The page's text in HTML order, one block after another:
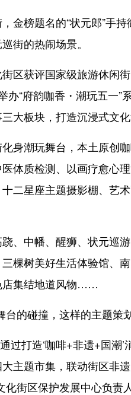
榜题名的“状元郎”手持
街的热闹场景。
获评国家级旅游休闲街
办“府韵咖香・潮玩五一”
大板块，打造沉浸式文化
潮玩舞台，本土原创
体质检测、以画疗愈心
二星座主题摄影棚、艺
中幡、醒狮、状元巡
棵树美好生活体验馆、
店集结地道风物……
的碰撞，这样的主题策划
过打造‘咖啡+非遗+国潮
主题市集，联动街区非
街区保护发展中心负责